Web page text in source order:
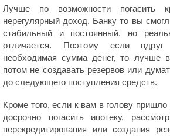
Лучше по возможности погасить
нерегулярный доход. Банку то вы
стабильный и постоянный, но
отличается. Поэтому если
необходимая сумма денег, то лучше
потом не создавать резервов или
до следующего поступления средств.
Кроме того, если к вам в голову
досрочно погасить ипотеку,
перекредитирования или создания